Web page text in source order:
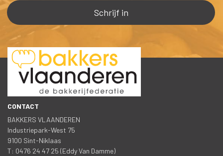
CONTACT
BAKKERS VLAANDEREN
Industriepark-West 75
9100 Sint-Niklaa
T: 0476 24 47 25 (Eddy Van Damme)